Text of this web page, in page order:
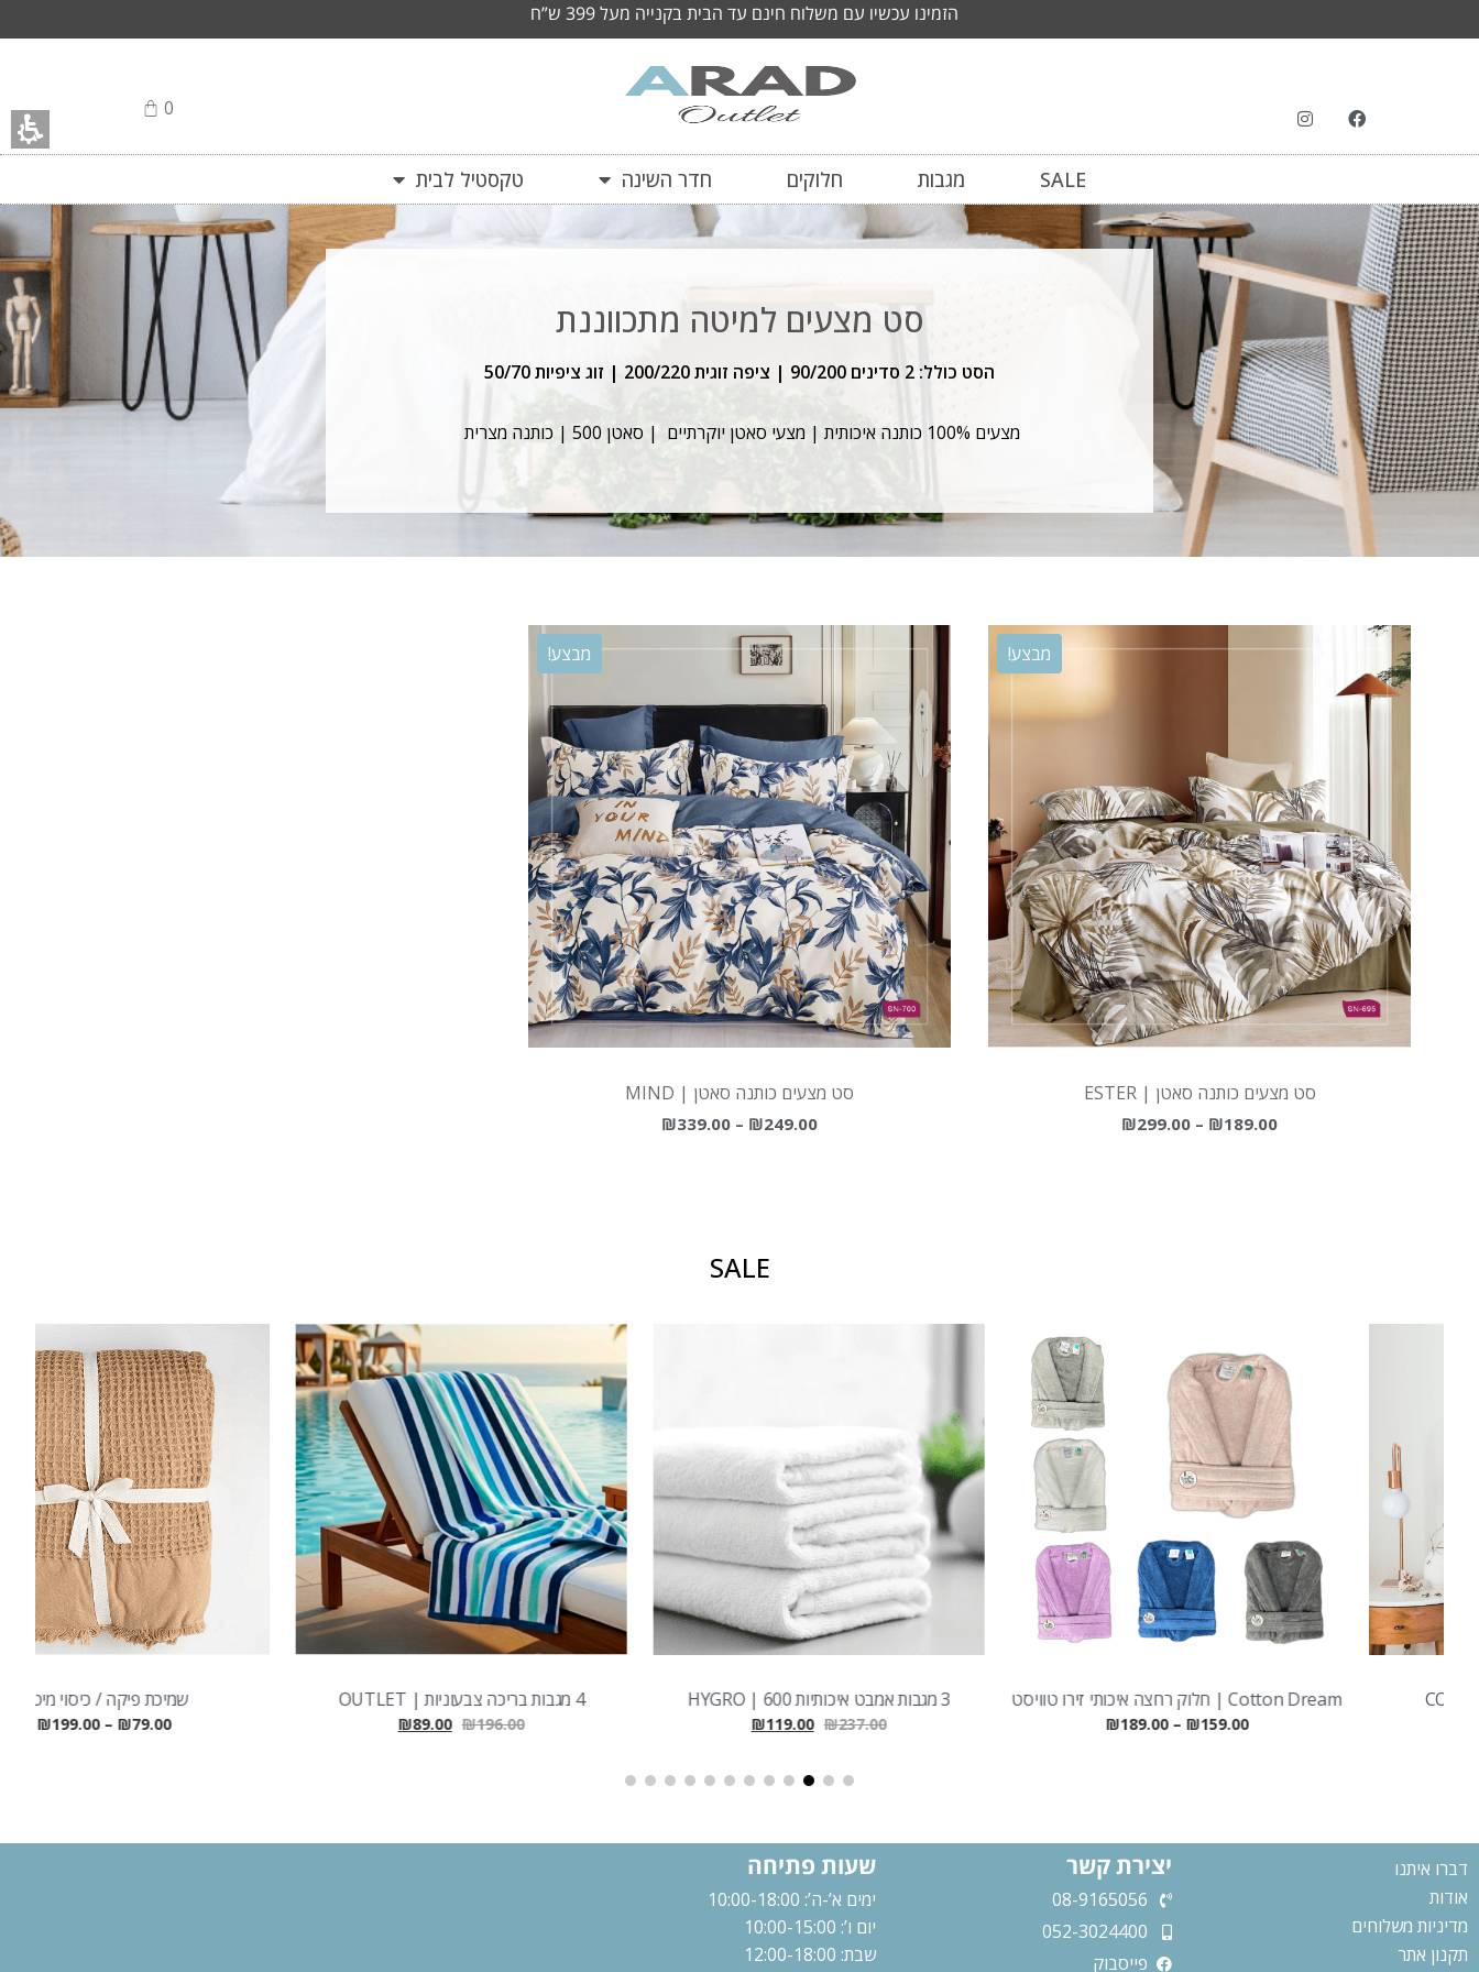
הזמינו עכשיו עם משלוח חינם עד הבית בקנייה מעל 399 ש”ח
0
SALE מגבות חלוקים חדר השינה טקסטיל לבית
סט מצעים למיטה מתכווננת
הסט כולל: 2 סדינים 90/200 | ציפה זוגית 200/220 | זוג ציפיות 50/70
מצעים 100% כותנה איכותית | מצעי סאטן יוקרתיים | סאטן 500 | כותנה מצרית
מבצע!
סט מצעים כותנה סאטן | ESTER
₪189.00
–
₪299.00
מבצע!
סט מצעים כותנה סאטן | MIND
₪249.00
–
₪339.00
מבצעים חמים
Cotton Dream | חלוק רחצה איכותי זירו טוויסט
₪189.00
3 מגבות אמבט איכותיות 600 | HYGRO
₪119.00
₪89.00
שמיכת פיקה / כיסוי מיטה
₪199.00
דברו איתנו
אודות
מדיניות משלוחים
תקנון אתר
יצירת קשר
08-9165056
052-3024400
פייסבוק
שעות פתיחה
ימים א’-ה’: 10:00-18:00
יום ו’: 10:00-15:00
שבת: 12:00-18:00